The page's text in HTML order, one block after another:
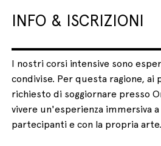
INFO & ISCRIZIONI
I nostri corsi intensive sono
condivise. Per questa ragione, ai
richiesto di soggiornare presso
vivere un'esperienza immersiva
partecipanti e con la propria arte.